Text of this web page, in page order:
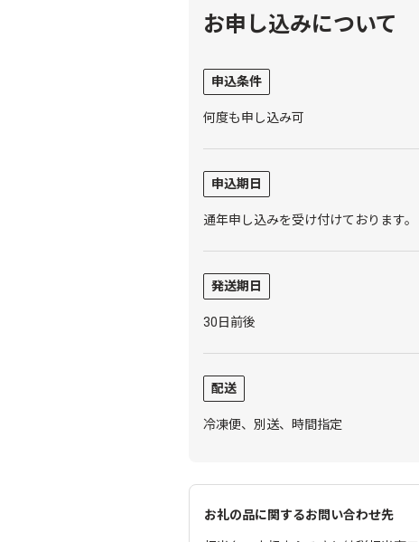
お申し込みについて
申込条件
何度も申し込み可
申込期日
通年申し込みを受け付けております。
発送期日
30日前後
配送
冷凍便、別送、時間指定
お礼の品に関するお問い合わせ先